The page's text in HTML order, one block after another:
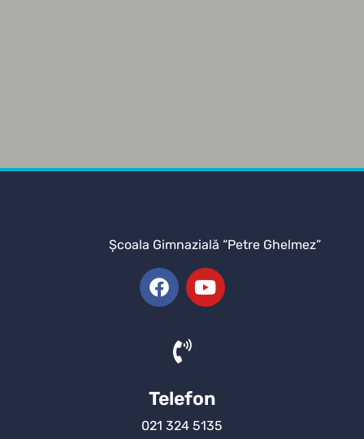
Şcoala Gimnazială “Petre Ghelmez”
Telefon
021 324 5135